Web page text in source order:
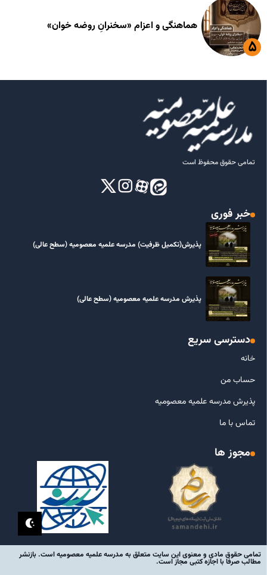
هماهنگی و اعزام «سخنرانِ روضه خوان»
تمامی حقوق محفوظ است
خبر فوری
پذیرش(تکمیل ظرفیت) مدرسه علمیه معصومیه‌ (سطح عالی)
پذیرش مدرسه علمیه معصومیه‌ (سطح عالی)
دسترسی سریع
خانه
حساب من
پذیرش مدرسه علمیه معصومیه
تماس با ما
مجوز ها
تمامی حقوق مادی و معنوی این سایت متعلق به مدرسه علمیه معصومیه است. بازنشر
مطالب صرفا با اجازه کتبی مجاز است.